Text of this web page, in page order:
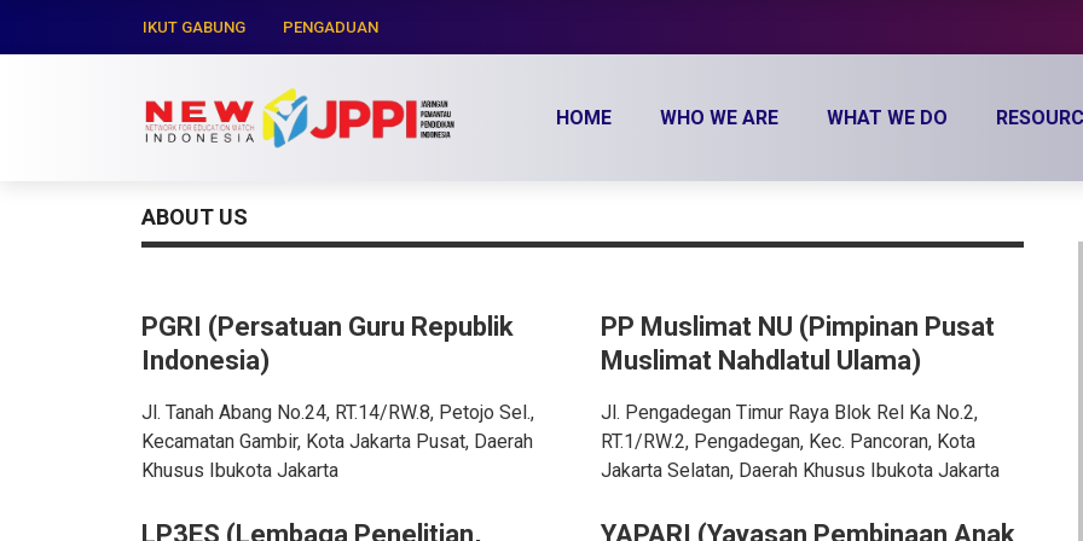
IKUT GABUNG PENGADUAN
HOME WHO WE ARE WHAT WE DO
ABOUT US
PGRI (Persatuan Guru Republik
Indonesia)
Jl. Tanah Abang No.24, RT.14/RW.8, Petojo Sel.,
Kecamatan Gambir, Kota Jakarta Pusat, Daerah
Khusus Ibukota Jakarta
LP3ES (Lembaga Penelitian,
PP Muslimat NU (Pimpinan Pusat
Muslimat Nahdlatul Ulama)
Jl. Pengadegan Timur Raya Blok Rel Ka No.2,
RT.1/RW.2, Pengadegan, Kec. Pancoran, Kota
Jakarta Selatan, Daerah Khusus Ibukota Jakarta
YAPARI (Yayasan Pembinaan Anak